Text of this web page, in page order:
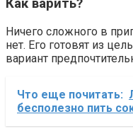
Как варить?
Ничего сложного в
нет. Его готовят из
вариант
Что еще почитать:
бесполезно пить